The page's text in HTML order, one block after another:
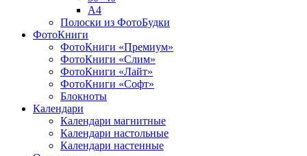
A4
Полоски из ФотоБудки
ФотоКниги
ФотоКниги «Премиум»
ФотоКниги «Слим»
ФотоКниги «Лайт»
ФотоКниги «Софт»
Блокноты
Календари
Календари магнитные
Календари настольные
Календари настенные